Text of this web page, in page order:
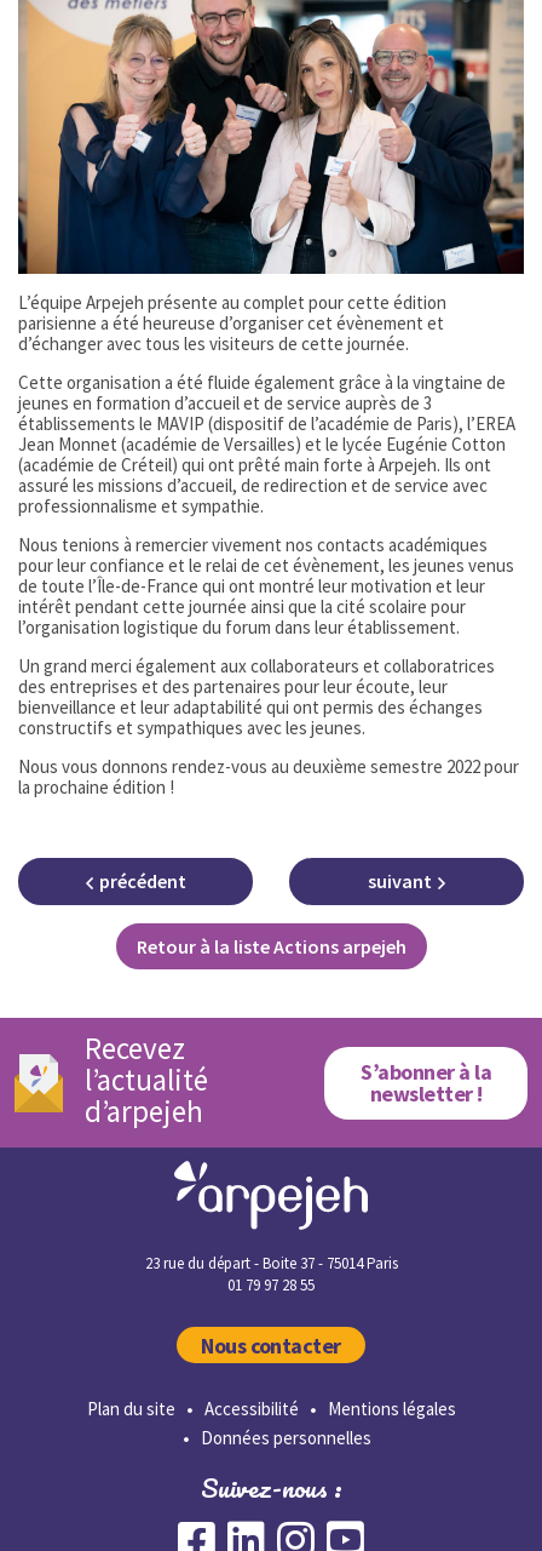
L’équipe Arpejeh présente au complet pour cette édition
parisienne a été heureuse d’organiser cet évènement et
d’échanger avec tous les visiteurs de cette journée.
Cette organisation a été fluide également grâce à la vingtaine de
jeunes en formation d’accueil et de service auprès de 3
établissements le MAVIP (dispositif de l’académie de Paris), l’EREA
Jean Monnet (académie de Versailles) et le lycée Eugénie Cotton
(académie de Créteil) qui ont prêté main forte à Arpejeh. Ils ont
assuré les missions d’accueil, de redirection et de service avec
professionnalisme et sympathie.
Nous tenions à remercier vivement nos contacts académiques
pour leur confiance et le relai de cet évènement, les jeunes venus
de toute l’Île-de-France qui ont montré leur motivation et leur
intérêt pendant cette journée ainsi que la cité scolaire pour
l’organisation logistique du forum dans leur établissement.
Un grand merci également aux collaborateurs et collaboratrices
des entreprises et des partenaires pour leur écoute, leur
bienveillance et leur adaptabilité qui ont permis des échanges
constructifs et sympathiques avec les jeunes.
Nous vous donnons rendez-vous au deuxième semestre 2022 pour
la prochaine édition !
précédent
Retour à la liste Actions arpejeh
suivant
Recevez
l’actualité
d’arpejeh
S’abonner à la
newsletter !
23 rue du départ - Boite 37 - 75014 Paris
01 79 97 28 55
Nous contacter
Plan du site Accessibilité
Mentions légales
Données personnelles
Suivez-nous :